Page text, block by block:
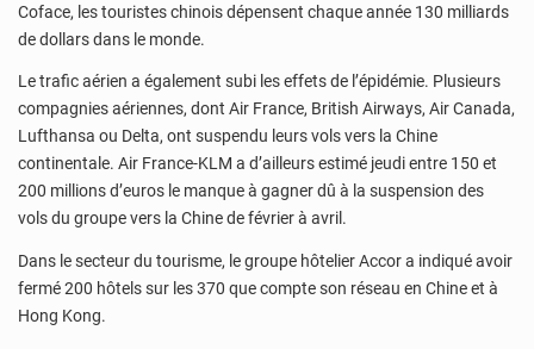
Coface, les touristes chinois dépensent chaque année 130 milliards
de dollars dans le monde.
Le trafic aérien a également subi les effets de l’épidémie. Plusieurs
compagnies aériennes, dont Air France, British Airways, Air Canada,
Lufthansa ou Delta, ont suspendu leurs vols vers la Chine
continentale. Air France-KLM a d’ailleurs estimé jeudi entre 150 et
200 millions d’euros le manque à gagner dû à la suspension des
vols du groupe vers la Chine de février à avril.
Dans le secteur du tourisme, le groupe hôtelier Accor a indiqué avoir
fermé 200 hôtels sur les 370 que compte son réseau en Chine et à
Hong Kong.